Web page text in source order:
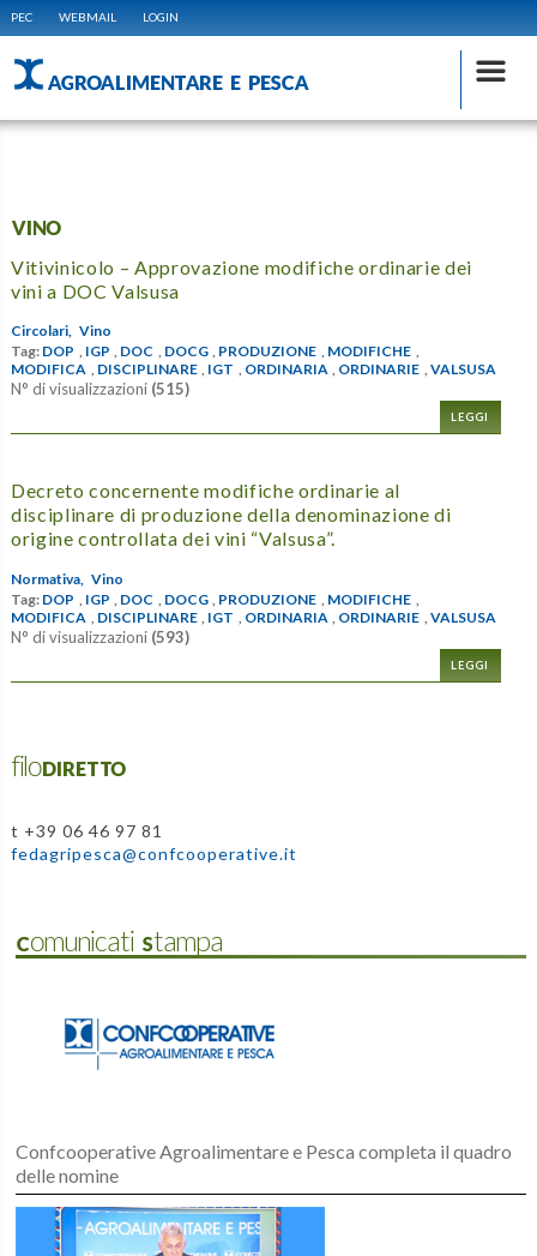
PEC WEBMAIL LOGIN
AGROALIMENTARE E PESCA
VINO
Vitivinicolo – Approvazione modifiche ordinarie dei
vini a DOC Valsusa
Circolari, Vino
Tag: DOP , IGP , DOC , DOCG , PRODUZIONE , MODIFICHE ,
MODIFICA , DISCIPLINARE , IGT , ORDINARIA , ORDINARIE , VALSUSA
N° di visualizzazioni (515)
LEGGI
Decreto concernente modifiche ordinarie al
disciplinare di produzione della denominazione di
origine controllata dei vini “Valsusa”.
Normativa, Vino
Tag: DOP IGP DOC DOCG PRODUZIONE MODIFICHE
MODIFICA
DISCIPLINARE IGT ORDINARIA ORDINARIE VALSUSA
N° di visualizzazioni (593)
LEGGI
filoDIRETTO
t +39 06 46 97 81
fedagripesca@confcooperative.it
Comunicati Stampa
Confcooperative Agroalimentare e Pesca completa il quadro
delle nomine